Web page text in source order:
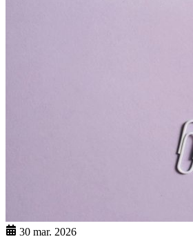
30 mar. 2026